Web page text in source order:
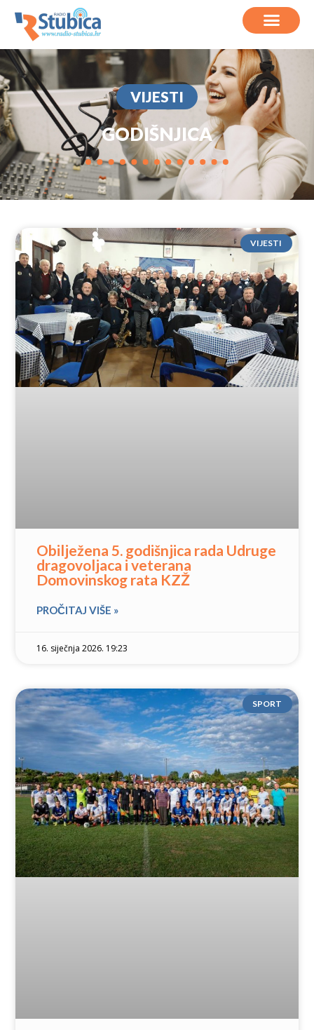
VIJESTI
GODIŠNJICA
VIJESTI
Obilježena 5. godišnjica rada Udruge
dragovoljaca i veterana
Domovinskog rata KZŽ
PROČITAJ VIŠE »
16. siječnja 2026. 19:23
SPORT